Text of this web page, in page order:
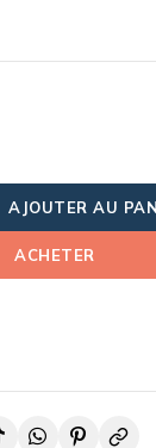
AJOUTER AU
ACHETER